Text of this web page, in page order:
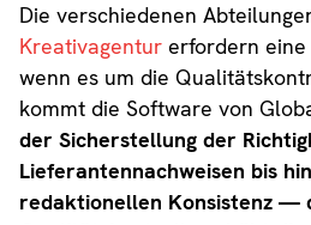
Die verschiedenen
Kreativagenturerfordern eine
wenn es um die
kommt die Software von
der Sicherstellung der
Lieferantennachweisen bis
redaktionellen Konsistenz —